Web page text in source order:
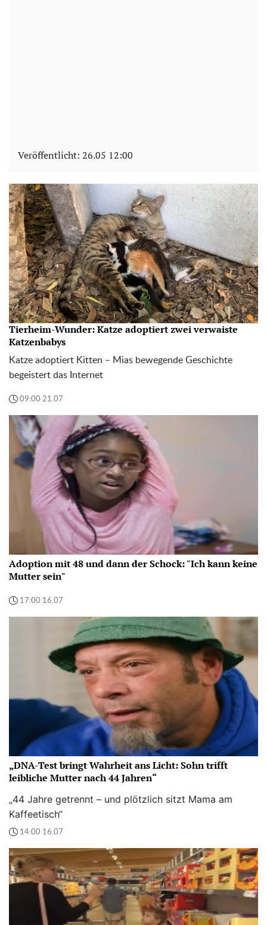
Veröffentlicht: 26.05 12:00
Tierheim-Wunder: Katze adoptiert zwei verwaiste
Katzenbabys
Katze adoptiert Kitten – Mias bewegende Geschichte
begeistert das Internet
09:00 21.07
Adoption mit 48 und dann der Schock: "Ich kann keine
Mutter sein"
17:00 16.07
„DNA-Test bringt Wahrheit ans Licht: Sohn trifft
leibliche Mutter nach 44 Jahren“
„44 Jahre getrennt – und plötzlich sitzt Mama am
Kaffeetisch“
14:00 16.07